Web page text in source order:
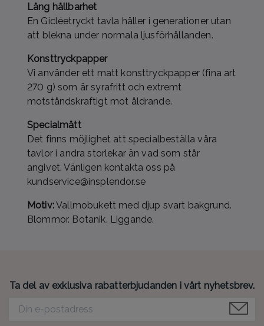
Lång hållbarhet
En Gicléetryckt tavla håller i generationer utan
att blekna under normala ljusförhållanden.
Konsttryckpapper
Vi använder ett matt konsttryckpapper (fina art
270 g) som är syrafritt och extremt
motståndskraftigt mot åldrande.
Specialmått
Det finns möjlighet att specialbeställa våra
tavlor i andra storlekar än vad som står
angivet. Vänligen kontakta oss på
kundservice@insplendor.se
Motiv:Vallmobukett med djup svart bakgrund.
Blommor. Botanik. Liggande.
Ta del av exklusiva rabatterbjudanden i vårt nyhetsbrev.